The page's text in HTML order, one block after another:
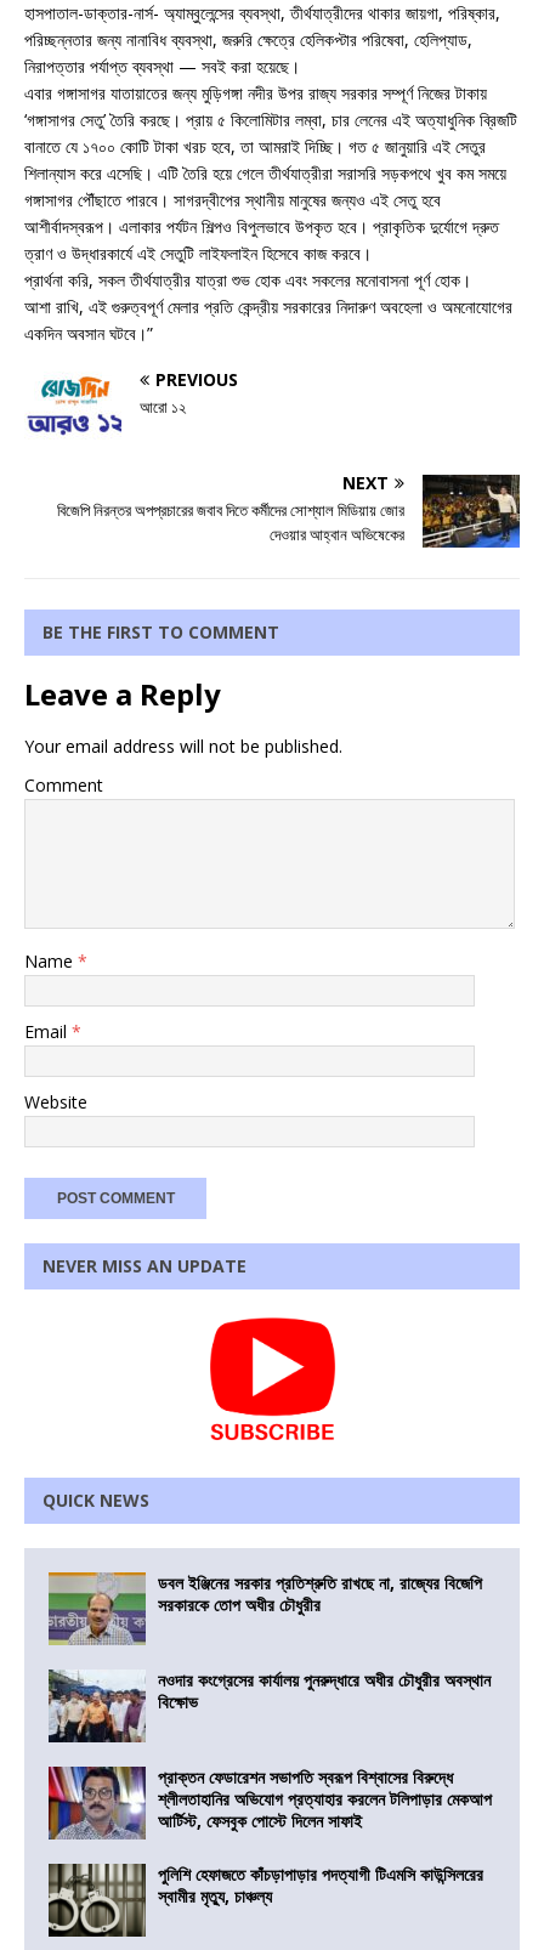
হাসপাতাল-ডাক্তার-নার্স- অ্যাম্বুলেন্সের ব্যবস্থা, তীর্থযাত্রীদের থাকার জায়গা, পরিষ্কার,
পরিচ্ছন্নতার জন্য নানাবিধ ব্যবস্থা, জরুরি ক্ষেত্রে হেলিকপ্টার পরিষেবা, হেলিপ্যাড,
নিরাপত্তার পর্যাপ্ত ব্যবস্থা — সবই করা হয়েছে।
এবার গঙ্গাসাগর যাতায়াতের জন্য মুড়িগঙ্গা নদীর উপর রাজ্য সরকার সম্পূর্ণ নিজের টাকায়
‘গঙ্গাসাগর সেতু’ তৈরি করছে। প্রায় ৫ কিলোমিটার লম্বা, চার লেনের এই অত্যাধুনিক ব্রিজটি
বানাতে যে ১৭০০ কোটি টাকা খরচ হবে, তা আমরাই দিচ্ছি। গত ৫ জানুয়ারি এই সেতুর
শিলান্যাস করে এসেছি। এটি তৈরি হয়ে গেলে তীর্থযাত্রীরা সরাসরি সড়কপথে খুব কম সময়ে
গঙ্গাসাগর পৌঁছাতে পারবে। সাগরদ্বীপের স্থানীয় মানুষের জন্যও এই সেতু হবে
আশীর্বাদস্বরূপ। এলাকার পর্যটন শিল্পও বিপুলভাবে উপকৃত হবে। প্রাকৃতিক দুর্যোগে দ্রুত
ত্রাণ ও উদ্ধারকার্যে এই সেতুটি লাইফলাইন হিসেবে কাজ করবে।
প্রার্থনা করি, সকল তীর্থযাত্রীর যাত্রা শুভ হোক এবং সকলের মনোবাসনা পূর্ণ হোক।
আশা রাখি, এই গুরুত্বপূর্ণ মেলার প্রতি কেন্দ্রীয় সরকারের নিদারুণ অবহেলা ও অমনোযোগের
একদিন অবসান ঘটবে।”
PREVIOUS
আরো ১২
NEXT
বিজেপি নিরন্তর অপপ্রচারের জবাব দিতে কর্মীদের সোশ্যাল মিডিয়ায় জোর
দেওয়ার আহ্বান অভিষেকের
BE THE FIRST TO COMMENT
Leave a Reply
Your email address will not be published.
Comment
Name *
Email *
Website
NEVER MISS AN UPDATE
QUICK NEWS
ডবল ইঞ্জিনের সরকার প্রতিশ্রুতি রাখছে না, রাজ্যের বিজেপি
সরকারকে তোপ অধীর চৌধুরীর
নওদার কংগ্রেসের কার্যালয় পুনরুদ্ধারে অধীর চৌধুরীর অবস্থান
বিক্ষোভ
প্রাক্তন ফেডারেশন সভাপতি স্বরূপ বিশ্বাসের বিরুদ্ধে
শ্লীলতাহানির অভিযোগ প্রত্যাহার করলেন টলিপাড়ার মেকআপ
আর্টিস্ট, ফেসবুক পোস্টে দিলেন সাফাই
পুলিশি হেফাজতে কাঁচড়াপাড়ার পদত্যাগী টিএমসি কাউন্সিলরের
স্বামীর মৃত্যু, চাঞ্চল্য